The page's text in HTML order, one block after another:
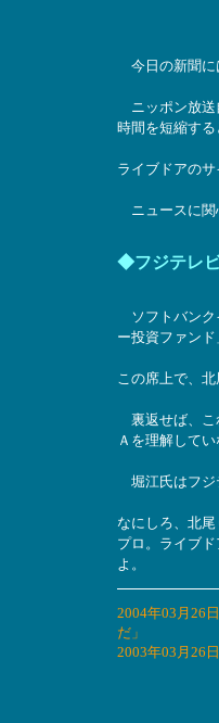
今日の新聞に
ニッポン放送
時間を短縮す
ライブドアの
ニュースに関
◆フジテレビ
ソフトバンク
ー投資ファン
この席上で、
裏返せば、こ
Ａを理解して
堀江氏はフジ
なにしろ、北
プロ。ライブ
よ。
2004年03月26
だ」
2003年03月26